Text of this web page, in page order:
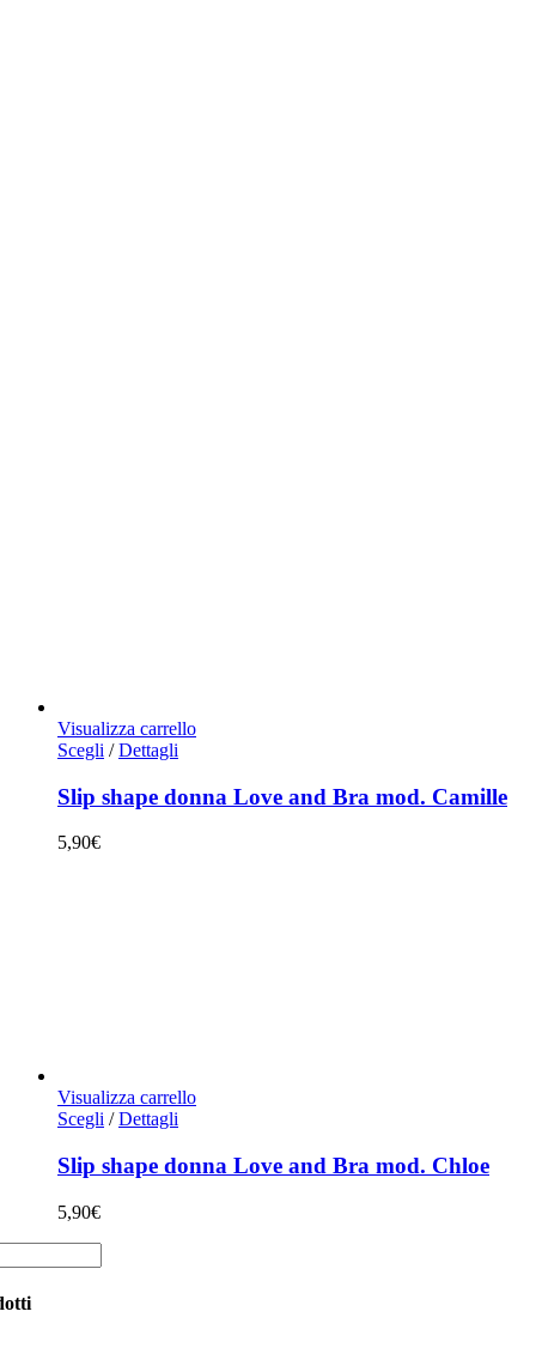
Visualizza carrello
Scegli Questo
ha
più
/ Dettagli
Slip shape donna Love and Bra mod. Camille
5,90€
Visualizza carrello
Scegli Questo
ha
più
/ Dettagli
Slip shape donna Love and Bra mod. Chloe
5,90€